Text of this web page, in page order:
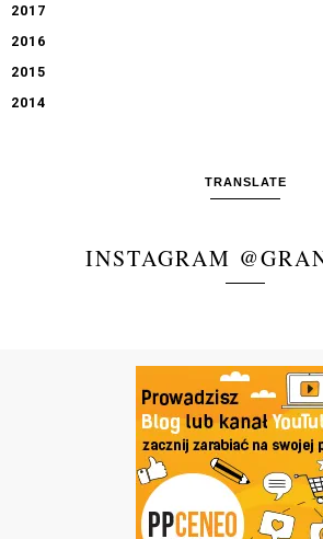
2017
2016
2015
2014
TRANSLATE
INSTAGRAM